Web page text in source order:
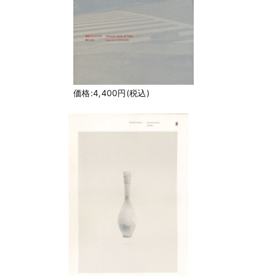
価格:4,400円(税込)